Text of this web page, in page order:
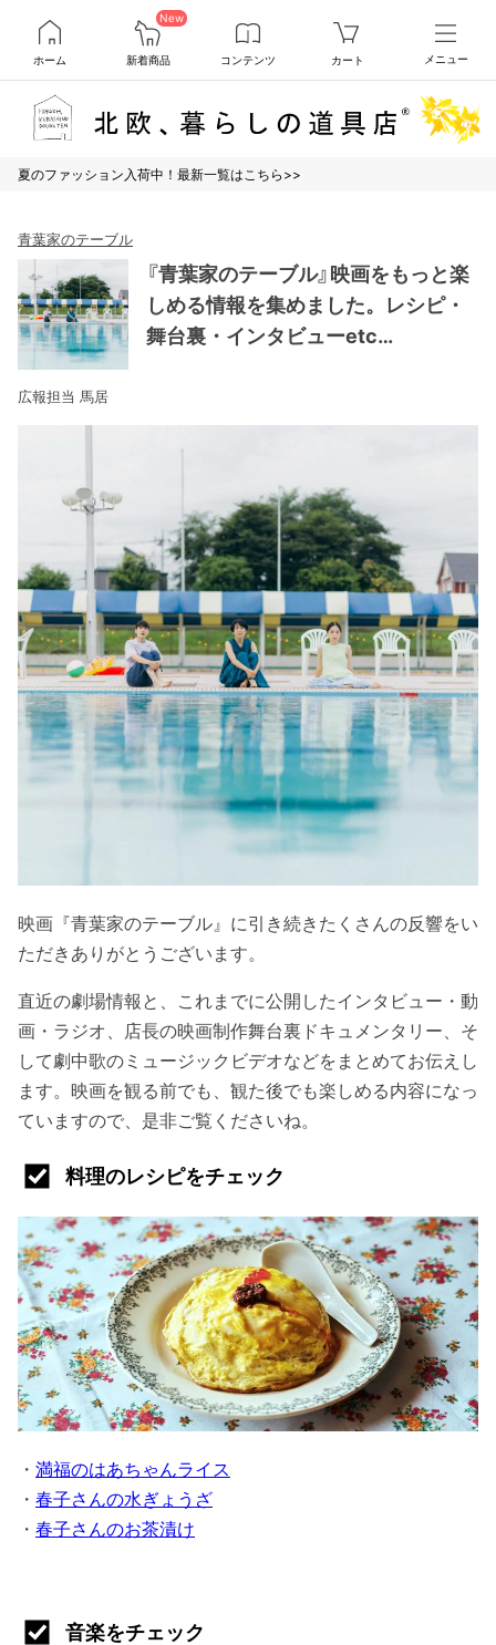
ホーム
New
新着商品 コンテンツ カート メニュー
夏のファッション入荷中！最新一覧はこちら>>
青葉家のテーブル
『青葉家のテーブル』映画をもっと楽
しめる情報を集めました。レシピ・
舞台裏・インタビューetc…
広報担当 馬居
映画『青葉家のテーブル』に引き続きたくさんの反響をい
ただきありがとうございます。
直近の劇場情報と、これまでに公開したインタビュー・動
画・ラジオ、店長の映画制作舞台裏ドキュメンタリー、そ
して劇中歌のミュージックビデオなどをまとめてお伝えし
ます。映画を観る前でも、観た後でも楽しめる内容になっ
ていますので、是非ご覧くださいね。
料理のレシピをチェック
・ 満福のはあちゃんライス
・ 春子さんの水ぎょうざ
・ 春子さんのお茶漬け
音楽をチェック